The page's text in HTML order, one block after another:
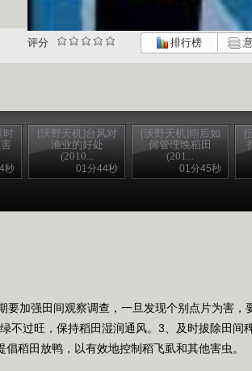
评分 排行榜
时
秒
[沃野天机]台风对
渔业的好处
(2010...
01分44秒
[沃野天机]雨后如
何管理晚稻田
(201...
01分45秒
[
加强田间观察调查，一旦发现个别点片为害，
不过旺，保持稻田湿润通风。3、及时拔除田间
倡稻田放鸭，以有效地控制稻飞虱和其他害虫。